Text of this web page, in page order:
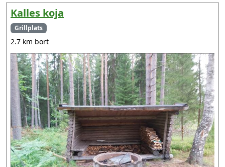
Kalles koja
Grillplats
2.7 km bort